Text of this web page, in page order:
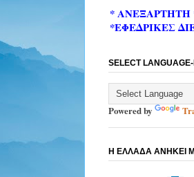
*
*ΕΦΕΔΡΙΚΕΣ
SELECT
Powered by
Η ΕΛΛΑΔΑ ΑΝΗΚΕΙ